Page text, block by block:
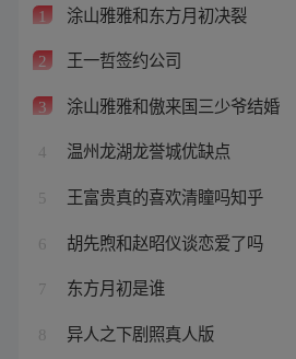
1 涂山雅雅和东方月初决裂
2 王一哲签约公司
3 涂山雅雅和傲来国三少爷结婚
4 温州龙湖龙誉城优缺点
5 王富贵真的喜欢清瞳吗知乎
6 胡先煦和赵昭仪谈恋爱了吗
7 东方月初是谁
8 异人之下剧照真人版